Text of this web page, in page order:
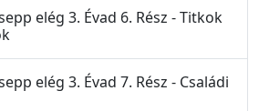
elég 3. Évad 6. Rész - Titkok
elég 3. Évad 7. Rész - Családi